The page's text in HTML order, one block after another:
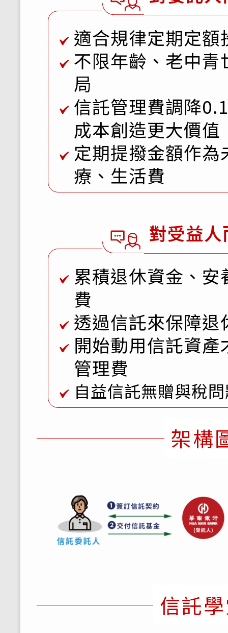
適合規律定期定額
不限年齡、老中
局
信託管理費調降
成本創造更大價值
定期提撥金額作
療、生活費
對受益
累積退休資金、
費
透過信託來保障退
開始動用信託資
管理費
自益信託無贈與稅
架構
信託